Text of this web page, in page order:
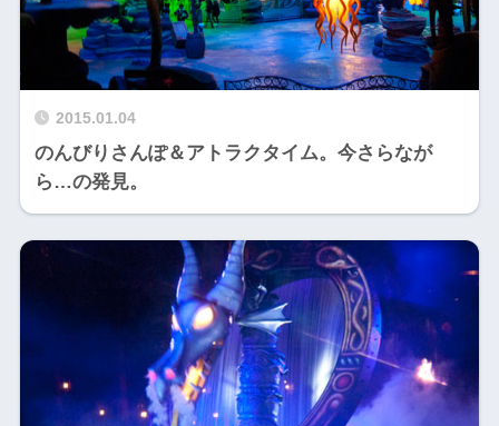
2015.01.04
のんびりさんぽ＆アトラクタイム。今さらなが
ら…の発見。